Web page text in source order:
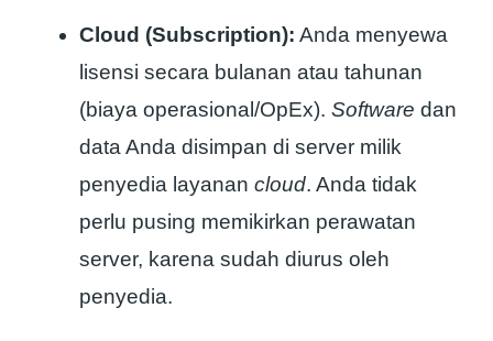
Cloud (Subscription): Anda menyewa
lisensi secara bulanan atau tahunan
(biaya operasional/OpEx). Software dan
data Anda disimpan di server milik
penyedia layanan cloud. Anda tidak
perlu pusing memikirkan perawatan
server, karena sudah diurus oleh
penyedia.